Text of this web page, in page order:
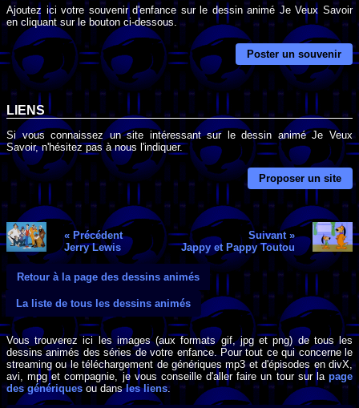
Ajoutez ici votre souvenir d'enfance sur le dessin animé Je Veux Savoir
en cliquant sur le bouton ci-dessous.
Poster un souvenir
LIENS
Si vous connaissez un site intéressant sur le dessin animé Je Veux
Savoir, n'hésitez pas à nous l'indiquer.
Proposer un site
« Précédent
Jerry Lewis
Suivant »
Jappy et Pappy Toutou
Retour à la page des dessins animés
La liste de tous les dessins animés
Vous trouverez ici les images (aux formats gif, jpg et png) de tous les
dessins animés des séries de votre enfance. Pour tout ce qui concerne le
streaming ou le téléchargement de génériques mp3 et d'épisodes en divX,
avi, mpg et compagnie, je vous conseille d'aller faire un tour sur la page
des génériques ou dansles liens.